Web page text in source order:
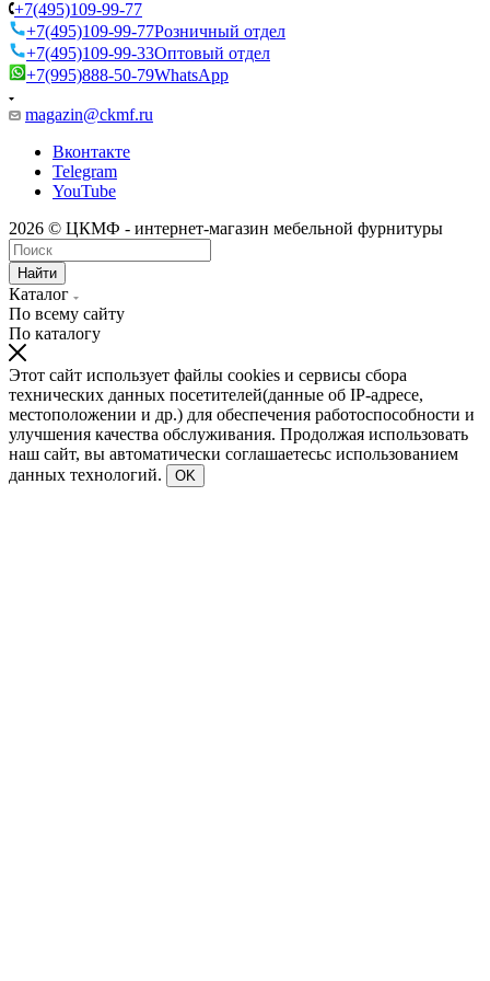
+7(495)109-99-77
+7(495)109-99-77Розничный отдел
+7(495)109-99-33Оптовый отдел
+7(995)888-50-79WhatsApp
magazin@ckmf.ru
Вконтакте
Telegram
YouTube
2026 © ЦКМФ - интернет-магазин мебельной фурнитуры
Найти
Каталог
По всему сайту
По каталогу
Этот сайт использует файлы cookies и сервисы сбора
технических данных посетителей(данные об IP-адресе,
местоположении и др.) для обеспечения работоспособности и
улучшения качества обслуживания. Продолжая использовать
наш сайт, вы автоматически соглашаетесьс использованием
данных технологий.
OK